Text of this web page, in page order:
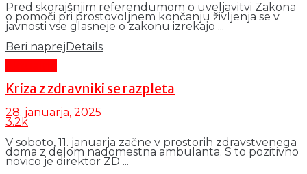
Pred skorajšnjim referendumom o uveljavitvi Zakona
o pomoči pri prostovoljnem končanju življenja se v
javnosti vse glasneje o zakonu izrekajo ...
Beri naprej Details
Kriza z zdravniki se razpleta
28. januarja, 2025
3.2k
V soboto, 11. januarja začne v prostorih zdravstvenega
doma z delom nadomestna ambulanta. S to pozitivno
novico je direktor ZD ...